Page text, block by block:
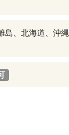
、北海道、沖縄